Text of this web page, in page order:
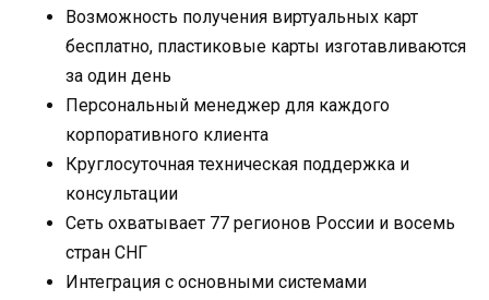
Возможность получения виртуальных карт
бесплатно, пластиковые карты изготавливаются
за один день
Персональный менеджер для каждого
корпоративного клиента
Круглосуточная техническая поддержка и
консультации
Сеть охватывает 77 регионов России и восемь
стран СНГ
Интеграция с основными системами